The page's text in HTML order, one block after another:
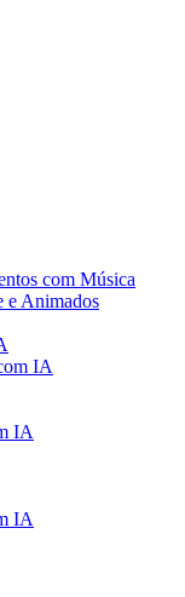
com Música
e Animados
IA
IA
IA